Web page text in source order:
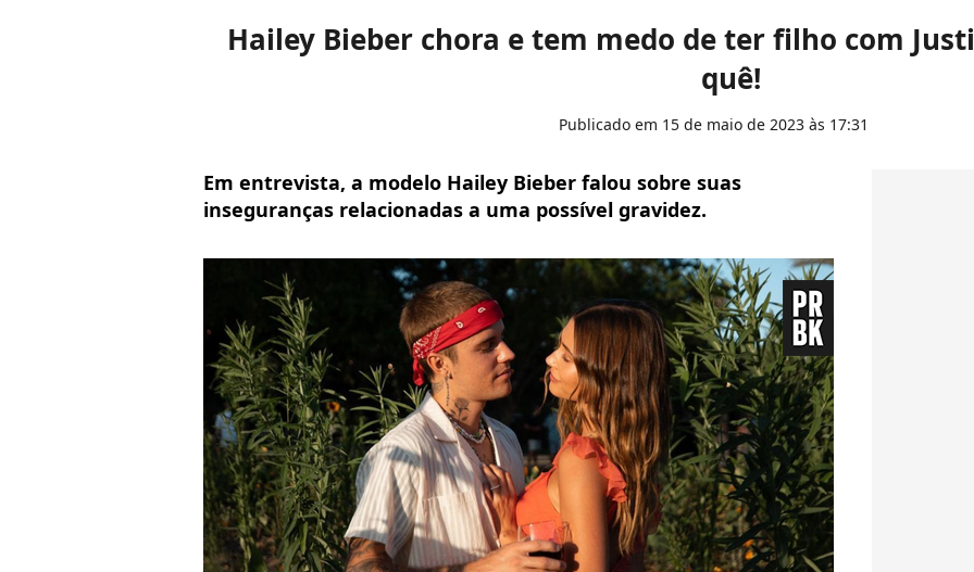
Hailey Bieber chora e tem medo de ter filho com
quê!
Publicado em 15 de maio de 2023 às 17:31
Em entrevista, a modelo Hailey Bieber falou sobre suas
inseguranças relacionadas a uma possível gravidez.